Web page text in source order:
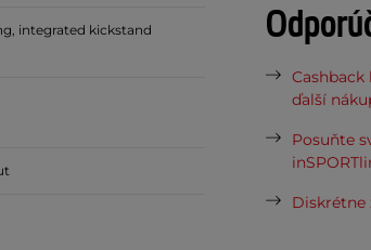
integrated kickstand
ďalší
Posuňte
Diskrétne